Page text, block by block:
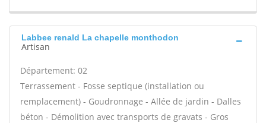
Labbee renald La chapelle monthodon
Artisan
Département: 02
Terrassement - Fosse septique (installation ou
remplacement) - Goudronnage - Allée de jardin - Dalles
béton - Démolition avec transports de gravats - Gros